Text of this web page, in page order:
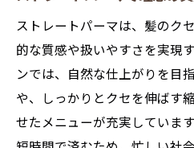
ストレートパーマは、髪のク
的な質感や扱いやすさを実現
ンでは、自然な仕上がりを目
や、しっかりとクセを伸ばす
せたメニューが充実していま